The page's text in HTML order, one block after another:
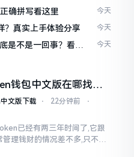
确拼写看这里 今天
真实上手体验分享 今天
不是一回事？看完
今天
钱包中文版在哪找？
避坑
文版下载 ⋅ 22分钟前
⋅
已经有两三年时间了,它跟
理钱财的情况差不多,只不过